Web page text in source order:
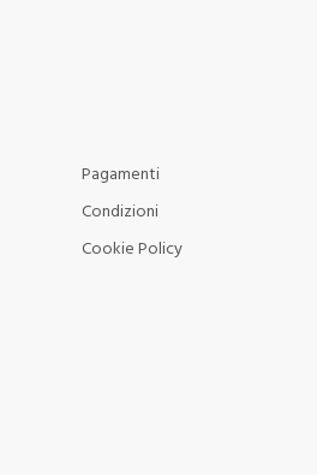
Pagamenti
Condizioni
Cookie Policy